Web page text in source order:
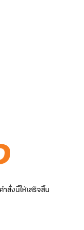
สั่งนี้ให้เสร็จสิ้น